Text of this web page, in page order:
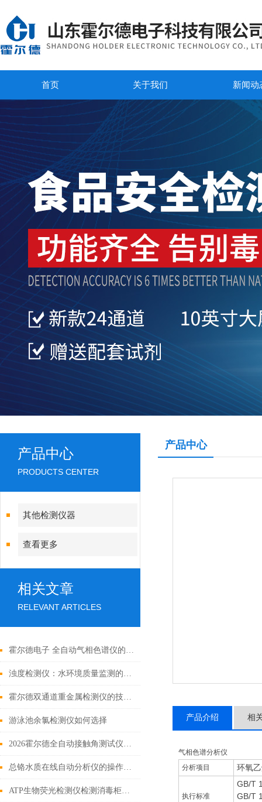
首页 关于我们 新闻动
产品中心
PRODUCTS CENTER
其他检测仪器
查看更多
相关文章
RELEVANT ARTICLES
霍尔德电子 全自动气相色谱仪的功能特点介绍
浊度检测仪：水环境质量监测的“透视眼”
霍尔德双通道重金属检测仪的技术优势
游泳池余氯检测仪如何选择
2026霍尔德全自动接触角测试仪软件硬件全功能详细解析
总铬水质在线自动分析仪的操作步骤「霍尔德仪器推荐」
ATP生物荧光检测仪检测消毒柜消毒效果
产品中心
产品介绍 相
气相色谱分析仪
分析项目
环氧
执行标准
GB/T
GB/T